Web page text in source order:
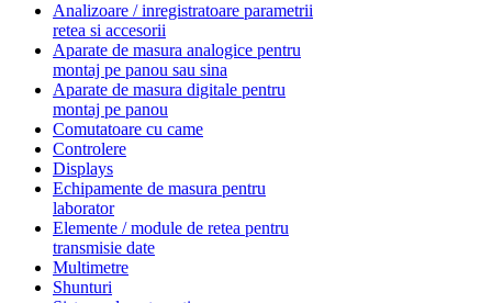
Analizoare / inregistratoare parametrii
retea si accesorii
Aparate de masura analogice pentru
montaj pe panou sau sina
Aparate de masura digitale pentru
montaj pe panou
Comutatoare cu came
Controlere
Displays
Echipamente de masura pentru
laborator
Elemente / module de retea pentru
transmisie date
Multimetre
Shunturi